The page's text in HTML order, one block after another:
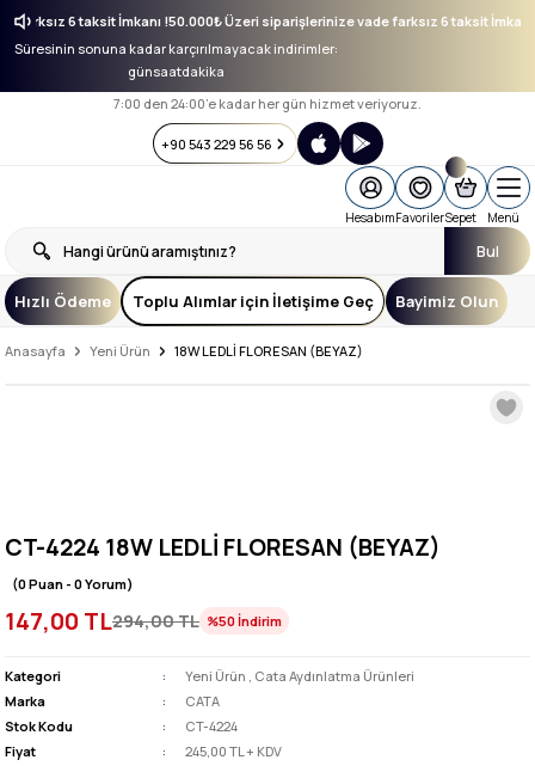
farksız 6 taksit İmkanı !50.000₺ Üzeri siparişlerinize vade farksız 6 taksit
Süresinin sonuna kadar karçırılmayacak indirimler:
günsaatdakika
7:00 den 24:00’e kadar her gün hizmet veriyoruz.
+90 543 229 56 56
Bul
HesabımFavorilerSepet Menü
Hızlı Ödeme Toplu Alımlar için İletişime Geç Bayimiz Olun
Anasayfa Yeni Ürün 18W LEDLİ FLORESAN (BEYAZ)
CT-4224 18W LEDLİ FLORESAN (BEYAZ)
(0 Puan - 0 Yorum)
147,00 TL294,00 TL %50İndirim
Kategori Yeni Ürün , Cata Aydınlatma Ürünleri
Marka
CATA
Stok Kodu
CT-4224
Fiyat
245,00 TL + KDV